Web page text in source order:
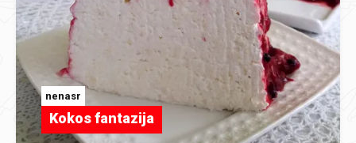
nenasr
Kokos fantazija